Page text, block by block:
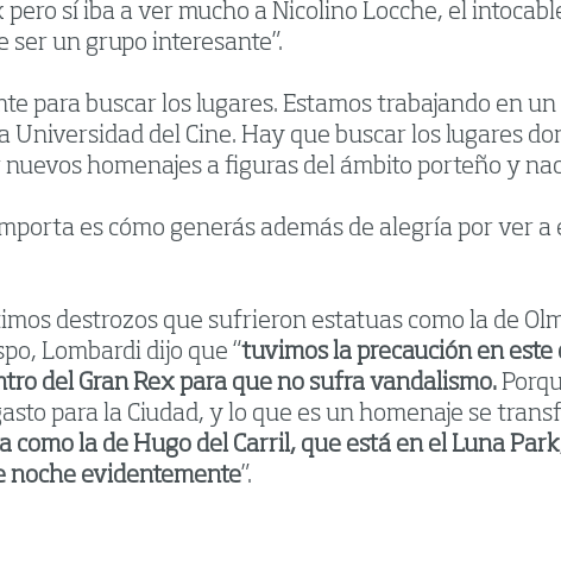
sí iba a ver mucho a Nicolino Locche, el
ser un grupo interesante”.
para buscar los lugares. Estamos trabajando en
Universidad del Cine. Hay que buscar los lugares
homenajes a figuras del ámbito porteño y
es cómo generás además de alegría por ver
destrozos que sufrieron estatuas como la de
Lombardi dijo que “tuvimos la precaución en este
del Gran Rex para que no sufra vandalismo.
para la Ciudad, y lo que es un homenaje se
como la de Hugo del Carril, que está en el Luna
noche evidentemente”.